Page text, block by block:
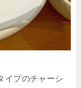
イプのチャーシ